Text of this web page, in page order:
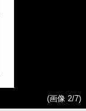
(画像 2/7)